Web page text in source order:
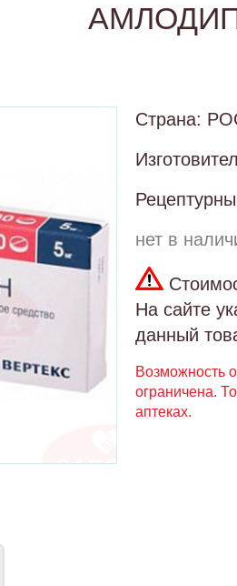
Страна:
нет в
На сайте
данный
Возможность
ограничена.
аптеках.